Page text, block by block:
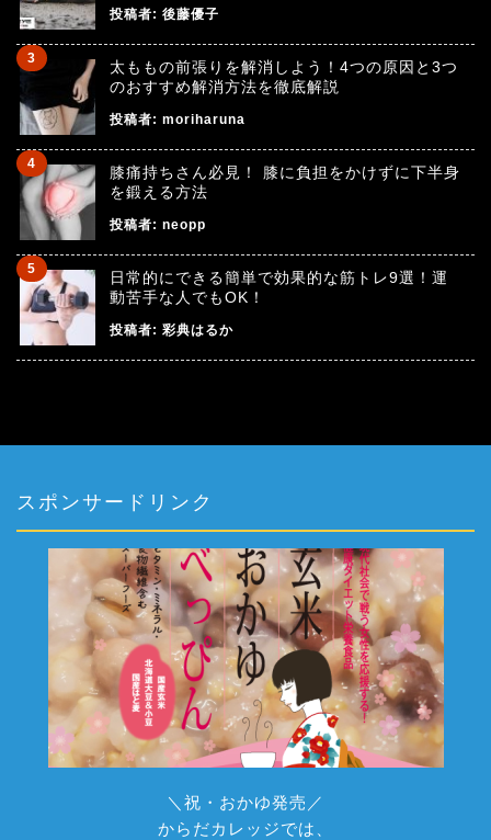
投稿者: 後藤優子
太ももの前張りを解消しよう！4つの原因と3つ
のおすすめ解消方法を徹底解説
投稿者: moriharuna
膝痛持ちさん必見！ 膝に負担をかけずに下半身
を鍛える方法
投稿者: neopp
日常的にできる簡単で効果的な筋トレ9選！運
動苦手な人でもOK！
投稿者: 彩典はるか
スポンサードリンク
＼祝・おかゆ発売／
からだカレッジでは、